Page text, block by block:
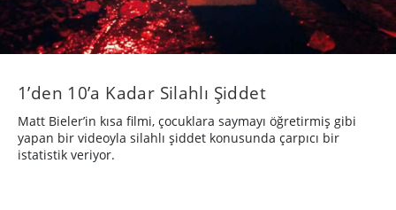
1’den 10’a Kadar Silahlı Şiddet
Matt Bieler’in kısa filmi, çocuklara saymayı öğretirmiş gibi
yapan bir videoyla silahlı şiddet konusunda çarpıcı bir
istatistik veriyor.